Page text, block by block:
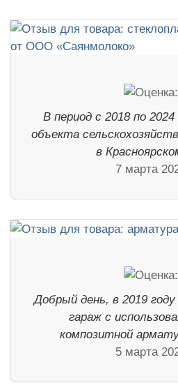
В период с 2018 по
объекта
в
7 марта
Добрый день, в 2019
гараж с
композитной
5 марта